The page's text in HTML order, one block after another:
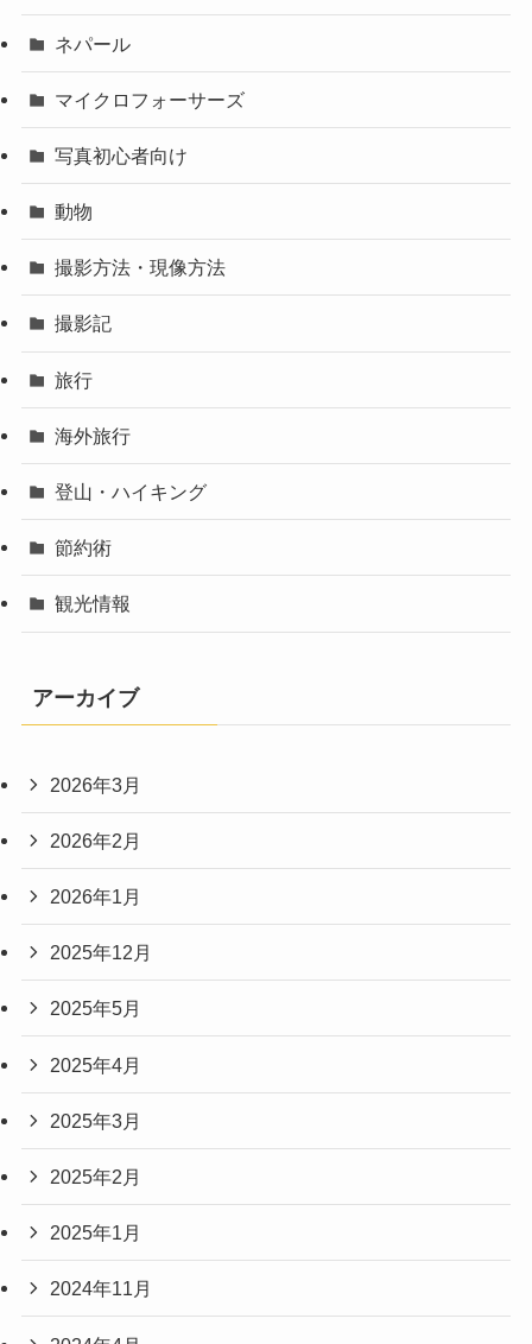
ネパール
マイクロフォーサーズ
写真初心者向け
動物
撮影方法・現像方法
撮影記
旅行
海外旅行
登山・ハイキング
節約術
観光情報
アーカイブ
2026年3月
2026年2月
2026年1月
2025年12月
2025年5月
2025年4月
2025年3月
2025年2月
2025年1月
2024年11月